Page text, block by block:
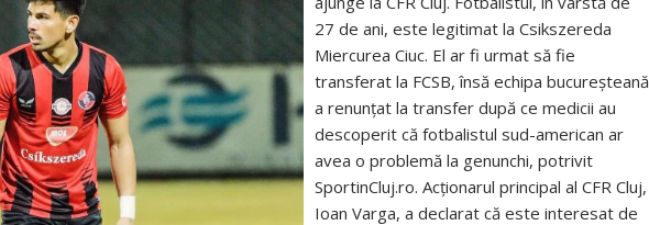
27 de ani, este legitimat la Csikszereda
Miercurea Ciuc. El ar fi urmat să fie
transferat la FCSB, însă echipa bucureșteană
a renunțat la transfer după ce medicii au
descoperit că fotbalistul sud-american ar
avea o problemă la genunchi, potrivit
SportinCluj.ro. Acționarul principal al CFR Cluj,
Ioan Varga, a declarat că este interesat de